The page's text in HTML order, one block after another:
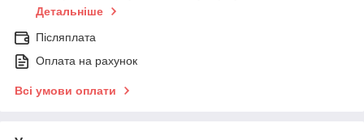
Детальніше
Післяплата
Оплата на рахунок
Всі умови оплати